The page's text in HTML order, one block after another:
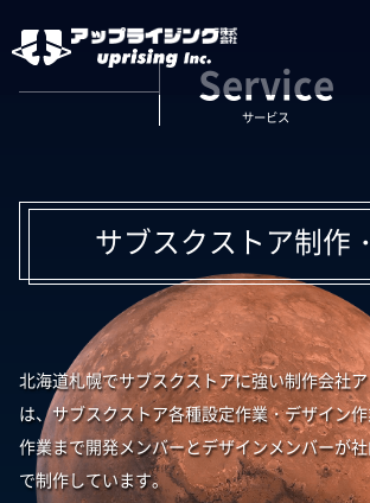
Service
サービス
サブスクストア制作
北海道札幌でサブスクストアに強い制作会社
は、サブスクストア各種設定作業・デザイン
作業まで開発メンバーとデザインメンバーが
で制作しています。